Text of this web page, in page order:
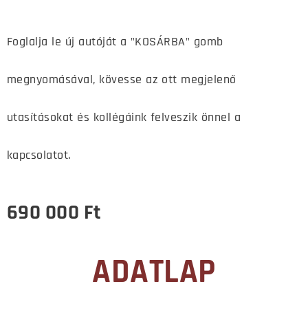
Foglalja le új autóját a "KOSÁRBA" gomb
megnyomásával, kövesse az ott megjelenő
utasításokat és kollégáink felveszik önnel a
kapcsolatot.
690 000 Ft
ADATLAP